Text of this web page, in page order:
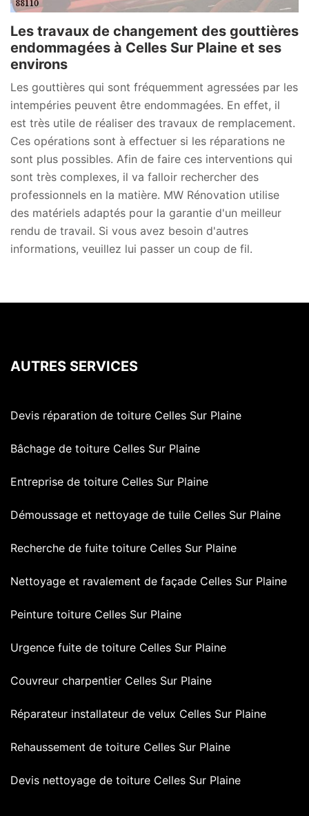
Les travaux de changement des gouttières
endommagées à Celles Sur Plaine et ses
environs
Les gouttières qui sont fréquemment agressées par les
intempéries peuvent être endommagées. En effet, il
est très utile de réaliser des travaux de remplacement.
Ces opérations sont à effectuer si les réparations ne
sont plus possibles. Afin de faire ces interventions qui
sont très complexes, il va falloir rechercher des
professionnels en la matière. MW Rénovation utilise
des matériels adaptés pour la garantie d'un meilleur
rendu de travail. Si vous avez besoin d'autres
informations, veuillez lui passer un coup de fil.
AUTRES SERVICES
Devis réparation de toiture Celles Sur Plaine
Bâchage de toiture Celles Sur Plaine
Entreprise de toiture Celles Sur Plaine
Démoussage et nettoyage de tuile Celles Sur Plaine
Recherche de fuite toiture Celles Sur Plaine
Nettoyage et ravalement de façade Celles Sur Plaine
Peinture toiture Celles Sur Plaine
Urgence fuite de toiture Celles Sur Plaine
Couvreur charpentier Celles Sur Plaine
Réparateur installateur de velux Celles Sur Plaine
Rehaussement de toiture Celles Sur Plaine
Devis nettoyage de toiture Celles Sur Plaine